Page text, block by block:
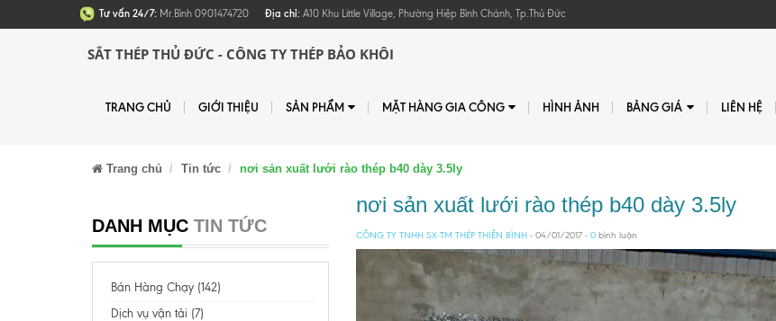
Tư vấn 24/7: Mr.Bình 0901474720 Địa chỉ: A10 Khu Little Village, Phường Hiệp Bình Chánh, Tp.Thủ Đức
SẮT THÉP THỦ ĐỨC - CÔNG TY THÉP BẢO KHÔI
TRANG CHỦ GIỚI THIỆU SẢN PHẨM MẶT HÀNG GIA CÔNG HÌNH ẢNH BẢNG GIÁ LIÊN HỆ
Trang chủ Tin tức nơi sản xuất lưới rào thép b40 dày 3.5ly
DANH MỤC TIN TỨC
Bán Hàng Chạy (142)
Dịch vụ vận tải (7)
nơi sản xuất lưới rào thép b40 dày 3.5ly
CÔNG TY TNHH SX-TM THÉP THIÊN BÌNH- 04/01/2017 - 0bình luận